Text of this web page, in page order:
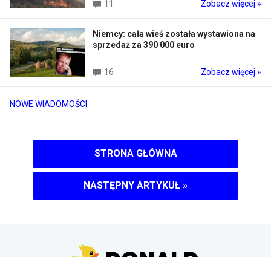
NOWE WIADOMOŚCI
11
Zobacz więcej »
Niemcy: cała wieś została wystawiona na
sprzedaż za 390 000 euro
16 Zobacz więcej »
STRONA GŁÓWNA
NASTĘPNY ARTYKUŁ »